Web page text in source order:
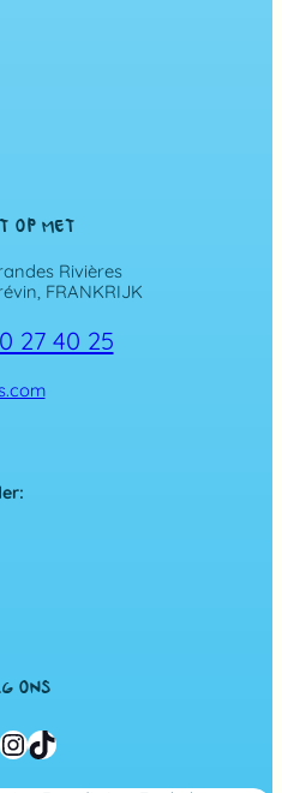
OP MET
Rivières
FRANKRIJK
27 40 25
ONS
TikTok